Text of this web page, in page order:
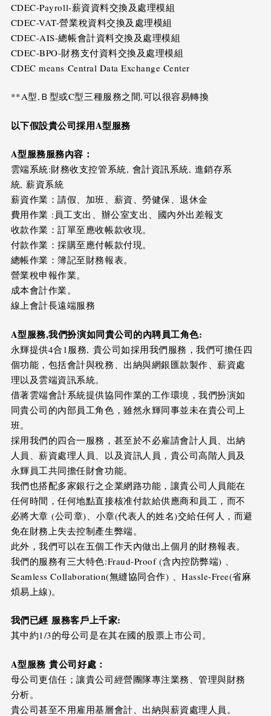
CDEC-Payroll-薪資資料交換及處理模組
CDEC-VAT-營業稅資料交換及處理模組
CDEC-AIS-總帳會計資料交換及處理模組
CDEC-BPO-財務支付資料交換及處理模組
CDEC means Central Data Exchange Center
**A型,Ｂ型或C型三種服務之間,可以很容易轉換
以下假設貴公司採用A型服務
A型服務服務內容：
雲端系統:財務收支控管系統, 會計資訊系統, 進銷存系
統, 薪資系統
薪資作業：請假、加班、薪資、勞健保、退休金
費用作業 :員工支出、辦公室支出、國內外出差報支
收款作業：訂單至應收帳款收現。
付款作業：採購至應付帳款付現。
總帳作業：簿記至財務報表。
營業稅申報作業。
成本會計作業。
線上會計長遠端服務
A型服務,我們扮演如同貴公司的內聘員工角色:
永輝提供4合1服務, 貴公司如採用我們服務，我們可擔任四
個功能，包括會計與稅務、出納與網銀匯款製作、薪資處
理以及雲端資訊系統。
借著雲端會計系統提供協同作業的工作環境，我們扮演如
同貴公司的內部員工角色，雖然永輝同事並未在貴公司上
班。
採用我們的四合一服務，甚至於不必雇請會計人員、出納
人員、薪資處理人員、以及資訊人員，貴公司高階人員及
永輝員工共同擔任財會功能。
我們也搭配多家銀行之企業網路功能，讓貴公司人員能在
任何時間，任何地點直接核准付款給供應商和員工，而不
必將大章 (公司章)、小章(代表人的姓名)交給任何人，而避
免在財務上失去控制產生弊端。
此外，我們可以在五個工作天內做出上個月的財務報表。
我們的服務有三大特色:Fraud-Proof (含內控防弊端) 、
Seamless Collaboration(無縫協同合作) 、Hassle-Free(省麻
煩易上線)。
我們已經 服務客戶上千家:
其中約1/3的母公司是在其在國的股票上市公司。
A型服務 貴公司好處：
母公司更信任；讓貴公司經營團隊專注業務、管理與財務
分析。
貴公司甚至不用雇用基層會計、出納與薪資處理人員。